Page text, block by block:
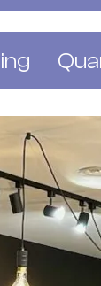
Kleider
Stores
&
&
&